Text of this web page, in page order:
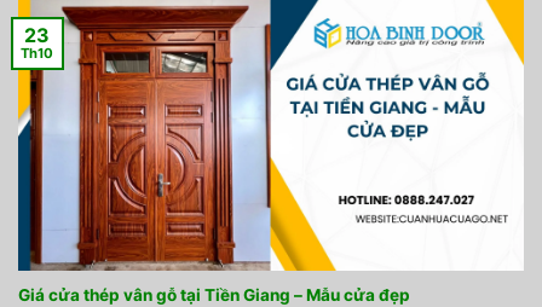
Giá cửa thép vân gỗ tại Tiền Giang – Mẫu cửa đẹp
23
Th10